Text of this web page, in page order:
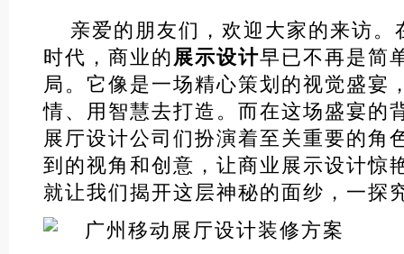
亲爱的朋友们，欢迎大家的来访。
时代，商业的展示设计早已不再是简
局。它像是一场精心策划的视觉盛宴
情、用智慧去打造。而在这场盛宴的
展厅设计公司们扮演着至关重要的角
到的视角和创意，让商业展示设计惊
就让我们揭开这层神秘的面纱，一探